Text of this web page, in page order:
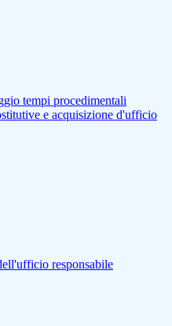
tempi procedimentali
e acquisizione d'ufficio
responsabile